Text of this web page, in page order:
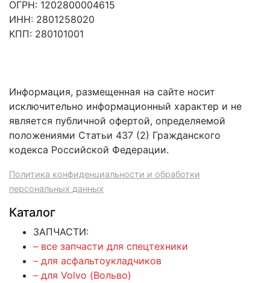
ОГРН: 1202800004615
ИНН: 2801258020
КПП: 280101001
Информация, размещенная на сайте носит
исключительно информационный характер и не
является публичной офертой, определяемой
положениями Статьи 437 (2) Гражданского
кодекса Российской Федерации.
Политика конфиденциальности и обработки
персональных данных
Каталог
ЗАПЧАСТИ:
– все запчасти для спецтехники
– для асфальтоукладчиков
– для Volvo (Вольво)